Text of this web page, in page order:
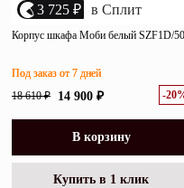
3 725 ₽ в Сплит
Корпус шкафа Моби белый SZF1D/50
18 610 ₽ 14 900 ₽ -
Под заказ от 7 дней
В корзину
Купить в 1 клик